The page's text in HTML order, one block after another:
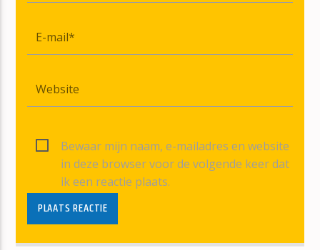
Bewaar mijn naam, e-mailadres en website
in deze browser voor de volgende keer dat
ik een reactie plaats.